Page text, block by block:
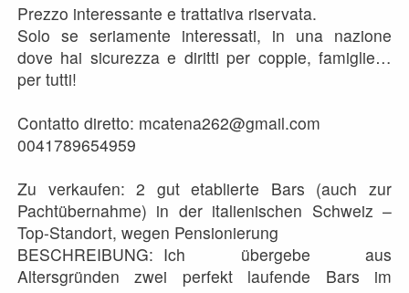
Prezzo interessante e trattativa riservata.
Solo se seriamente interessati, in una nazione
dove hai sicurezza e diritti per coppie, famiglie…
per tutti!
Contatto diretto: mcatena262@gmail.com
0041789654959
Zu verkaufen: 2 gut etablierte Bars (auch zur
Pachtübernahme) in der italienischen Schweiz –
Top-Standort, wegen Pensionierung
BESCHREIBUNG: Ich übergebe aus
Altersgründen zwei perfekt laufende Bars im